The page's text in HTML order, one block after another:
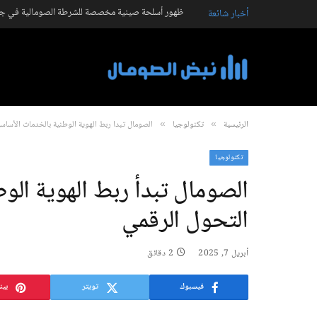
أخبار شائعة ظهور أسلحة صينية مخصصة للشرطة الصومالية في
الرئيسية » تكنولوجيا » الصومال تبدأ ربط الهوية الوطنية بالخدمات
تكنولوجيا
الصومال تبدأ ربط الهوية
التحول الرقمي
أبريل 7, 2025 2 دقائق
فيسبوك تويتر